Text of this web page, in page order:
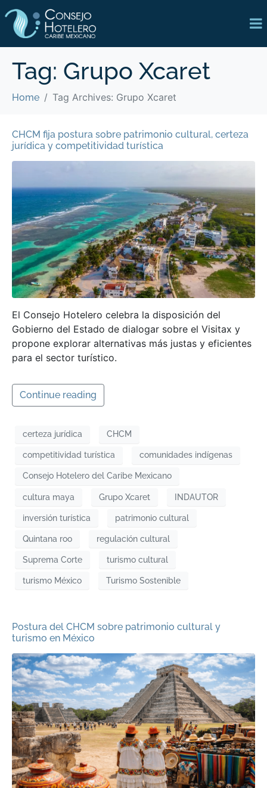
Tag: Grupo Xcaret
Home Tag Archives: Grupo Xcaret
CHCM fija postura sobre patrimonio cultural, certeza
jurídica y competitividad turística
El Consejo Hotelero celebra la disposición del
Gobierno del Estado de dialogar sobre el Visitax y
propone explorar alternativas más justas y eficientes
para el sector turístico.
Continue reading
certeza jurídica CHCM
competitividad turística comunidades indígenas
Consejo Hotelero del Caribe Mexicano
cultura maya Grupo Xcaret INDAUTOR
inversión turística patrimonio cultural
Quintana roo regulación cultural
Suprema Corte turismo cultural
turismo México Turismo Sostenible
Postura del CHCM sobre patrimonio cultural y
turismo en México